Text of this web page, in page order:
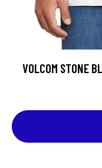
VOLCOM STONE